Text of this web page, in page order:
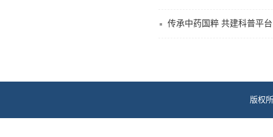
传承中药国粹 共建科普平台
版权